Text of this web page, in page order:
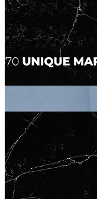
Tuyển dụng
Kiến tạo